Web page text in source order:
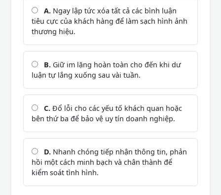
A. Ngay lập tức xóa tất cả các bình luận
tiêu cực của khách hàng để làm sạch hình ảnh
thương hiệu.
B. Giữ im lặng hoàn toàn cho đến khi dư
luận tự lắng xuống sau vài tuần.
C. Đổ lỗi cho các yếu tố khách quan hoặc
bên thứ ba để bảo vệ uy tín doanh nghiệp.
D. Nhanh chóng tiếp nhận thông tin, phản
hồi một cách minh bạch và chân thành để
kiểm soát tình hình.